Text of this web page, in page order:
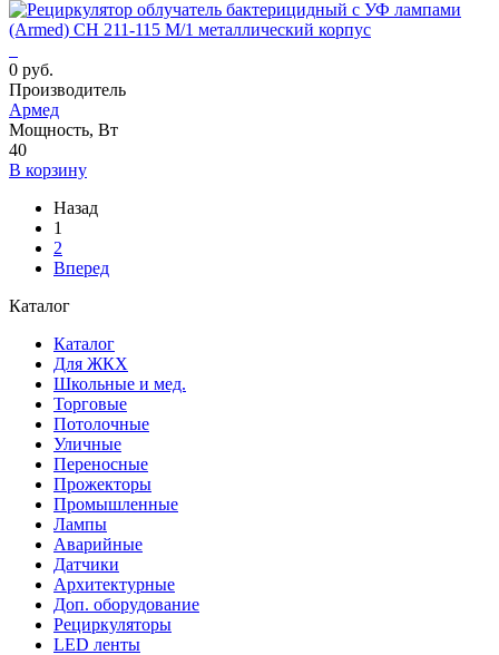
0 руб.
Производитель
Армед
Мощность, Вт
40
В корзину
Назад
1
2
Вперед
Каталог
Каталог
Для ЖКХ
Школьные и мед.
Торговые
Потолочные
Уличные
Переносные
Прожекторы
Промышленные
Лампы
Аварийные
Датчики
Архитектурные
Доп. оборудование
Рециркуляторы
LED ленты